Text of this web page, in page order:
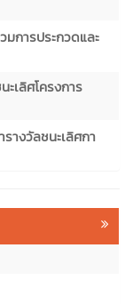
มการประกวดและ
เลิศโครงการ
งวัลชนะเลิศกา